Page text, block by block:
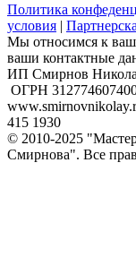
Политика
условия |
Мы относимся к
ваши контактные
​ИП Смирнов
ОГРН
415 1930
© 2010-2025
Смирнова". Все